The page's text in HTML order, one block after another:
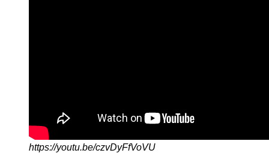
https://youtu.be/czvDyFfVoVU